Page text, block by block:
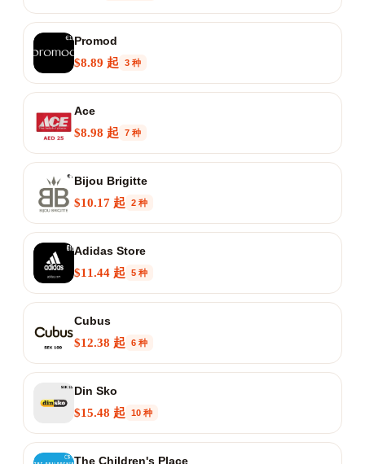
Promod
$8.89 起
3 种
Ace
$8.98 起
7 种
Bijou Brigitte
$10.17 起
2 种
Adidas Store
$11.44 起
5 种
Cubus
$12.38 起
6 种
Din Sko
$15.48 起
10 种
The Children's Place